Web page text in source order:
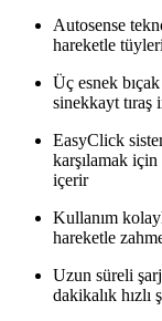
Autosense
hareketle
Üç esnek
sinekkayt tıraş
EasyClick
karşılamak
içerir
Kullanım
hareketle
Uzun süreli
dakikalık hızlı